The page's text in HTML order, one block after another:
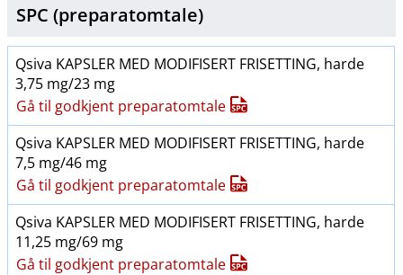
SPC (preparatomtale)
Qsiva KAPSLER MED MODIFISERT FRISETTING, harde
3,75 mg/23 mg
Gå til godkjent preparatomtale
Qsiva KAPSLER MED MODIFISERT FRISETTING, harde
7,5 mg/46 mg
Gå til godkjent preparatomtale
Qsiva KAPSLER MED MODIFISERT FRISETTING, harde
11,25 mg/69 mg
Gå til godkjent preparatomtale